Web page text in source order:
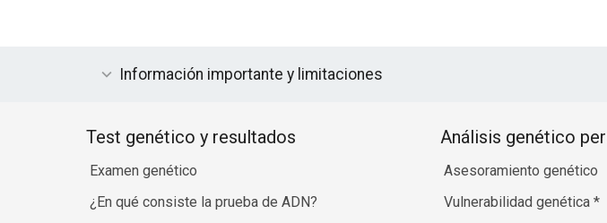
Información importante y limitaciones
Test genético y resultados
Examen genético
¿En qué consiste la prueba de ADN?
Análisis genético
Asesoramiento genético
Vulnerabilidad genética *